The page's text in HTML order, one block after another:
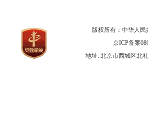
版权所有：中华人
京ICP备案
地址: 北京市西城区北